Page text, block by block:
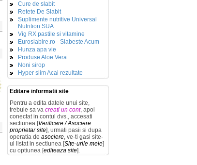
Cure de slabit
Retete De Slabit
Suplimente nutritive Universal
Nutrition SUA
Vig RX pastile si vitamine
Euroslabire.ro - Slabeste Acum
Hunza apa vie
Produse Aloe Vera
Noni sirop
Hyper slim Acai rezultate
Editare informatii site
Pentru a edita datele unui site,
trebuie sa va creati un cont, apoi
conectat in contul dvs., accesati
sectiunea [Verificare / Asociere
proprietar site], urmati pasii si dupa
operatia de asociere, ve-ti gasi site-
ul listat in sectiunea [Site-urile mele]
cu optiunea [editeaza site].